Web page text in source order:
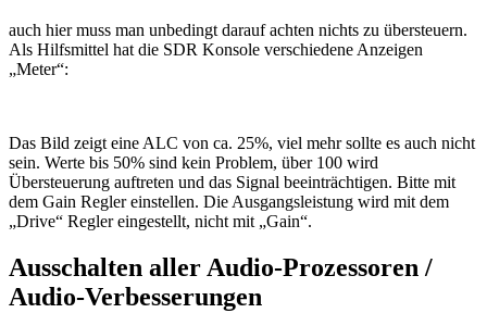
auch hier muss man unbedingt darauf achten nichts zu übersteuern.
Als Hilfsmittel hat die SDR Konsole verschiedene Anzeigen
„Meter“:
Das Bild zeigt eine ALC von ca. 25%, viel mehr sollte es auch nicht
sein. Werte bis 50% sind kein Problem, über 100 wird
Übersteuerung auftreten und das Signal beeinträchtigen. Bitte mit
dem Gain Regler einstellen. Die Ausgangsleistung wird mit dem
„Drive“ Regler eingestellt, nicht mit „Gain“.
Ausschalten aller Audio-Prozessoren /
Audio-Verbesserungen